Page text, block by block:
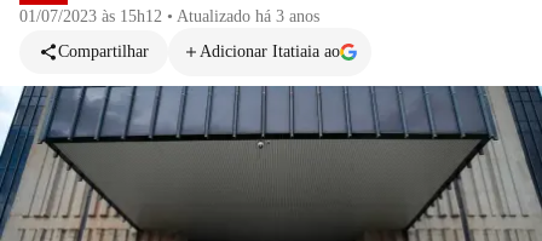
01/07/2023 às 15h12 • Atualizado há 3 anos
Compartilhar
Adicionar Itatiaia ao